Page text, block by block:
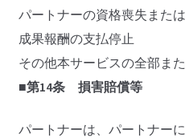
パートナーの資格喪失また
成果報酬の支払停止
その他本サービスの全部ま
■第14条 損害賠償等
パートナーは、パートナー